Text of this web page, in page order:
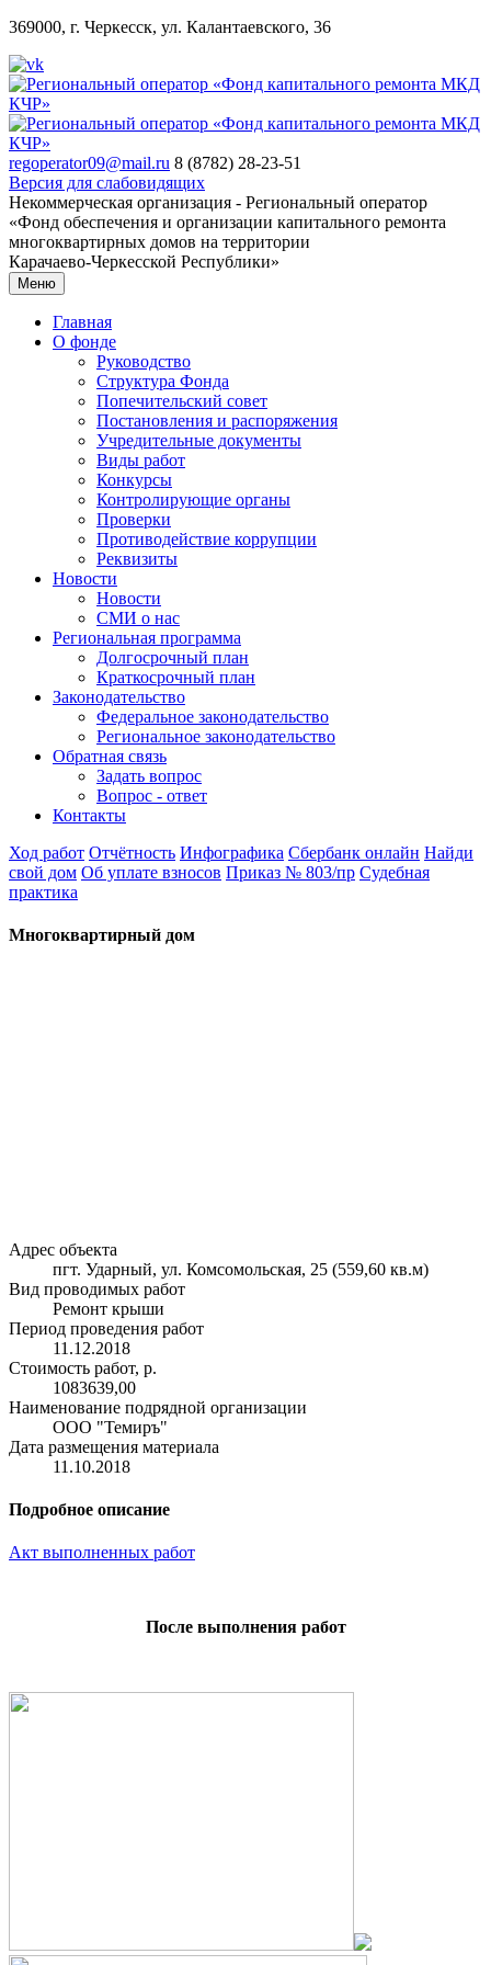
369000, г. Черкесск, ул. Калантаевского, 36
regoperator09@mail.ru 8 (8782) 28-23-51
Версия для слабовидящих
Некоммерческая организация - Региональный оператор
«Фонд обеспечения и организации капитального ремонта
многоквартирных домов на территории
Карачаево-Черкесской Республики»
Меню
Главная
О фонде
Руководство
Структура Фонда
Попечительский совет
Постановления и распоряжения
Учредительные документы
Виды работ
Конкурсы
Контролирующие органы
Проверки
Противодействие коррупции
Реквизиты
Новости
Новости
СМИ о нас
Региональная программа
Долгосрочный план
Краткосрочный план
Законодательство
Федеральное законодательство
Региональное законодательство
Обратная связь
Задать вопрос
Вопрос - ответ
Контакты
Ход работ Отчётность Инфографика Сбербанк онлайн Найди
свой дом Об уплате взносов Приказ № 803/пр Судебная
практика
Многоквартирный дом
Адрес объекта
пгт. Ударный, ул. Комсомольская, 25 (559,60 кв.м)
Вид проводимых работ
Ремонт крыши
Период проведения работ
11.12.2018
Стоимость работ, р.
1083639,00
Наименование подрядной организации
ООО "Темиръ"
Дата размещения материала
11.10.2018
Подробное описание
Акт выполненных работ
После выполнения работ